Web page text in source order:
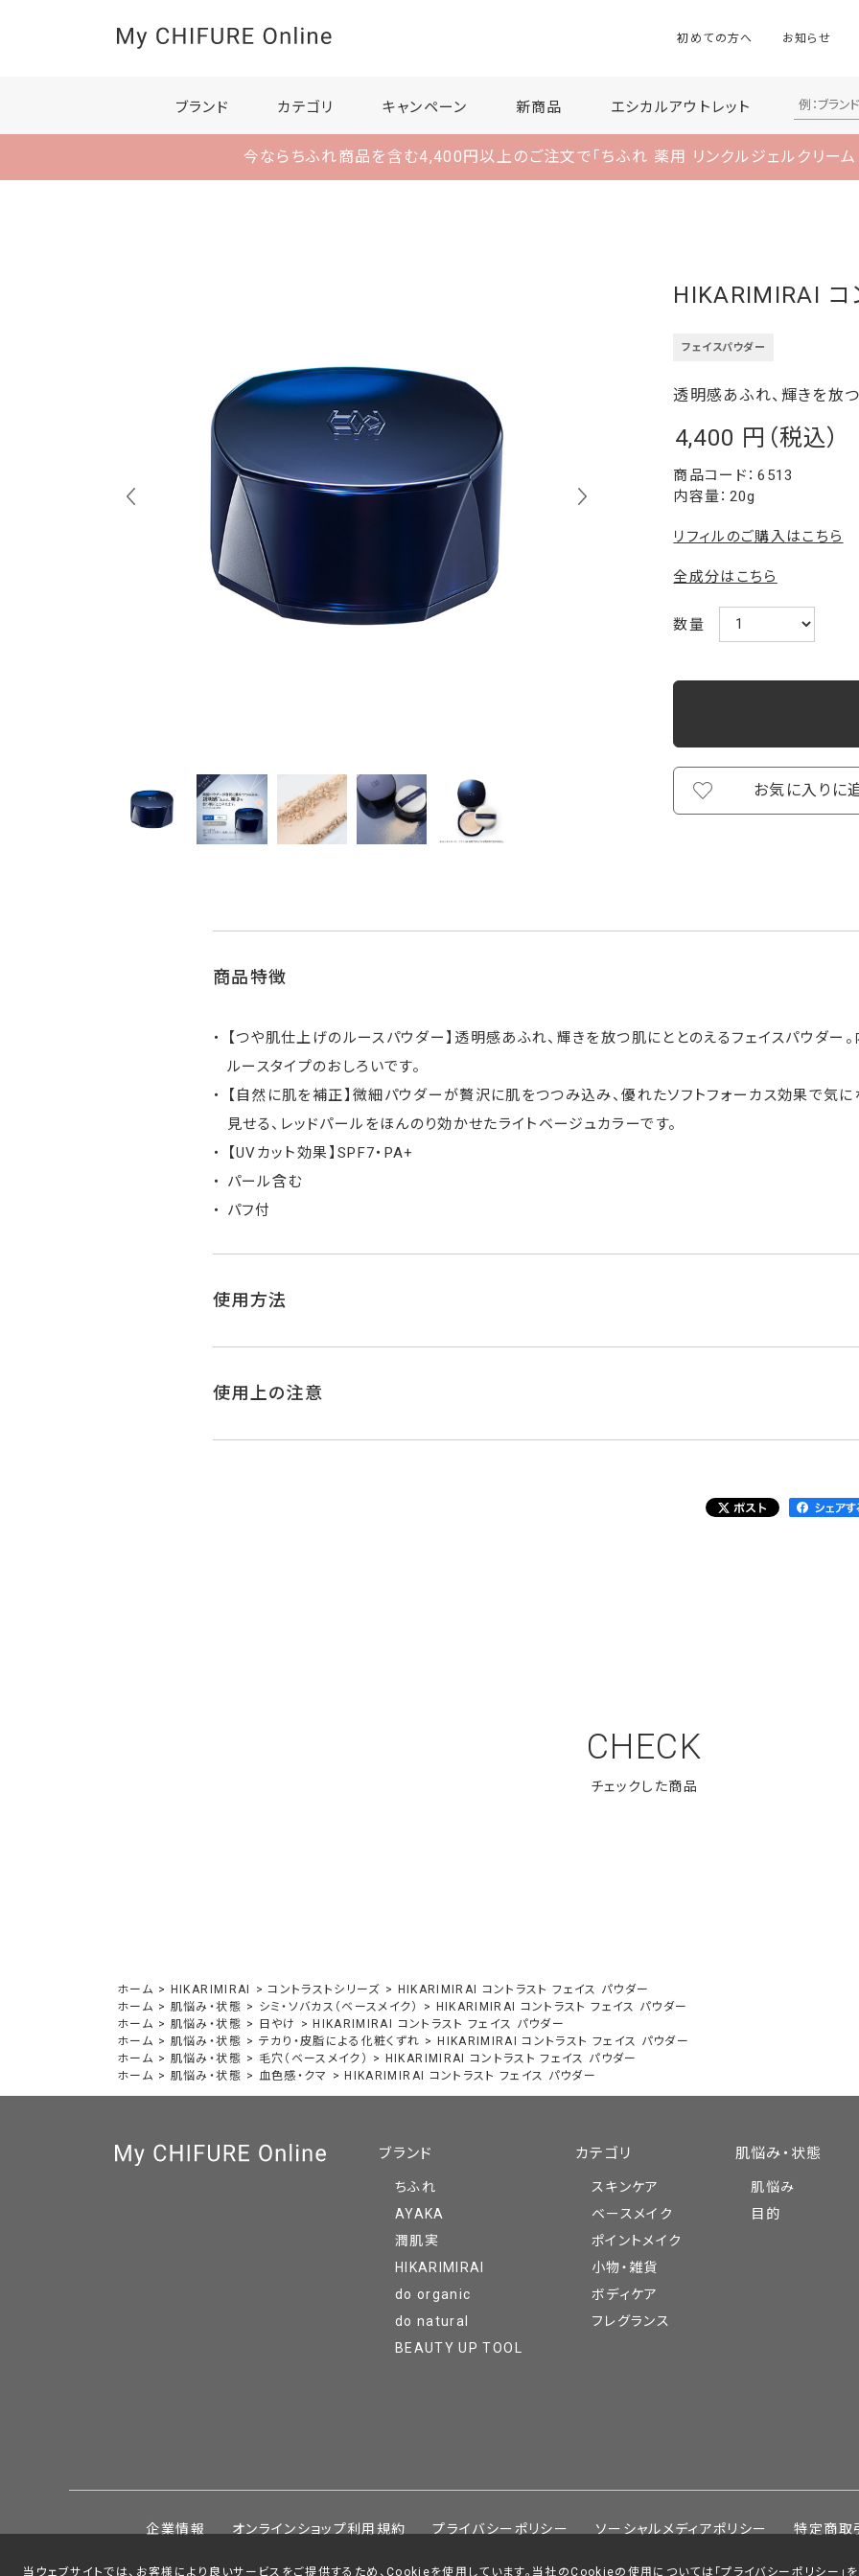
初めての方へ お知らせ
ブランド カテゴリ キャンペーン 新商品 エシカルアウトレット
今ならちふれ商品を含む4,400円以上のご注文で 「ちふれ 薬用 リンクルジェルクリーム
ホーム > HIKARIMIRAI >コントラストシリーズ >
HIKARIMIRAI コントラスト フェイス パウダー
ホーム > 肌悩み・状態 > シミ・ソバカス（ベースメイク） >
HIKARIMIRAI コントラスト フェイス パウダー
ホーム > 肌悩み・状態 > 日やけ > HIKARIMIRAI コントラスト フェイス パウダー
ホーム > 肌悩み・状態 > テカり・皮脂による化粧くずれ >
HIKARIMIRAI コントラスト フェイス パウダー
ホーム > 肌悩み・状態 > 毛穴（ベースメイク） >
HIKARIMIRAI コントラスト フェイス パウダー
ホーム > 肌悩み・状態 > 血色感・クマ > HIKARIMIRAI コントラスト フェイス パウダー
フェイスパウダー
HIKARIMIRAI コ
4,400
6513
透明感あふれ、輝きを放
内容量：20g
リフィルのご購入はこちら
全成分はこちら
数量
お気に入りに
商品特徴
【つや肌仕上げのルースパウダー】透明感あふれ、輝きを放つ肌にととのえるフェイスパウダー
ルースタイプのおしろいです。
【自然に肌を補正】微細パウダーが贅沢に肌をつつみ込み、優れたソフトフォーカス効果で気
見せる、レッドパールをほんのり効かせたライトベージュカラーです。
【UVカット効果】SPF7・PA+
パール含む
パフ付
使用方法
使用上の注意
CHECK
ブランド
ちふれ
AYAKA
潤肌実
HIKARIMIRAI
do organic
do natural
BEAUTY UP TOOL
カテゴリ
スキンケア
ベースメイク
ポイントメイク
小物・雑貨
ボディケア
フレグランス
肌悩み・状態
肌悩み
目的
企業情報 オンラインショップ利用規約 プライバシーポリシー ソーシャルメディアポリシー 特定商取
当ウェブサイトでは、お客様により良いサービスをご提供するため、Cookieを使用しています。当社のCookieの使用については「プライバシーポリシー 」